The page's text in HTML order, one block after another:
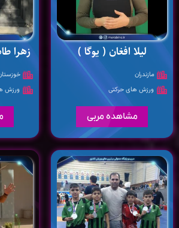
لیلا افغان ( یوگا )
مازندران
ورزش های حرکتی
مشاهده مربی
زهرا
ورزش